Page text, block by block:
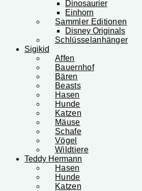
Dinosaurier
Einhorn
Sammler Editionen
Disney Originals
Schlüsselanhänger
Sigikid
Affen
Bauernhof
Bären
Beasts
Hasen
Hunde
Katzen
Mäuse
Schafe
Vögel
Wildtiere
Teddy Hermann
Hasen
Hunde
Katzen